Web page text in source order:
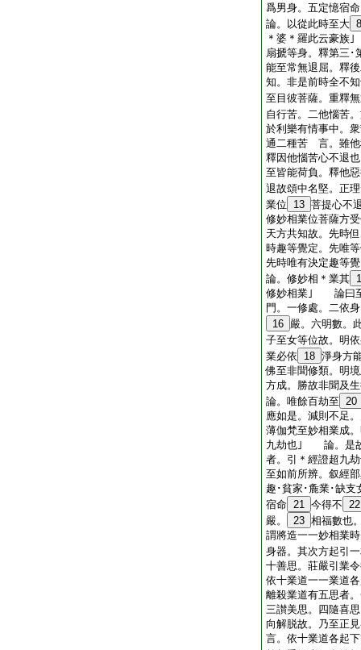
爲男身。五定憶宿
論。以從此時至大 8
＊婆＊羅此云豪
扇搋等身。釋第
能至常無退屈。釋
知。非是前時全
至目彼菩薩。重釋
自行苦。二他惱苦
於利樂有情事中。
通二種苦 言。雖他
釋因他惱苦心不
至皆能荷負。釋他
退故頌中名堅。正
業位
13 菩提心不
修妙相業位菩薩方
天方共知故。先時
時趣等覺定。先唯
先時唯有決定趣等
論。修妙相＊業其
修妙相業｣ 論曰至
門。一修處。二依
16 嚴。六明數
子至女等位故。明
業必依
18 淨身方
佛至非聞修類。明
方成。勝故非聞及
論。唯餘百劫至 20
應如是。減則不
薄伽梵至妙相業成
九劫也｣ 論。是故
者。引＊經證超
至如前所辨。叙經
趣･貧家･麁業･缺
宿命 21 今得不 22
嚴。
23 相福數也
謂將造一一妙相業
身器。其次方起引
十善思。莊嚴引業
依十業道一一業道
離殺業道有五思者
三讃美思。四隨喜
向解脱故。乃至正
言。依十業道各起